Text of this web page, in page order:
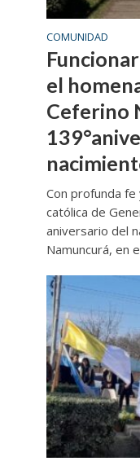
COMUNIDAD
el
Ceferino
Con profunda
católica de
aniversario del
Namuncurá, en